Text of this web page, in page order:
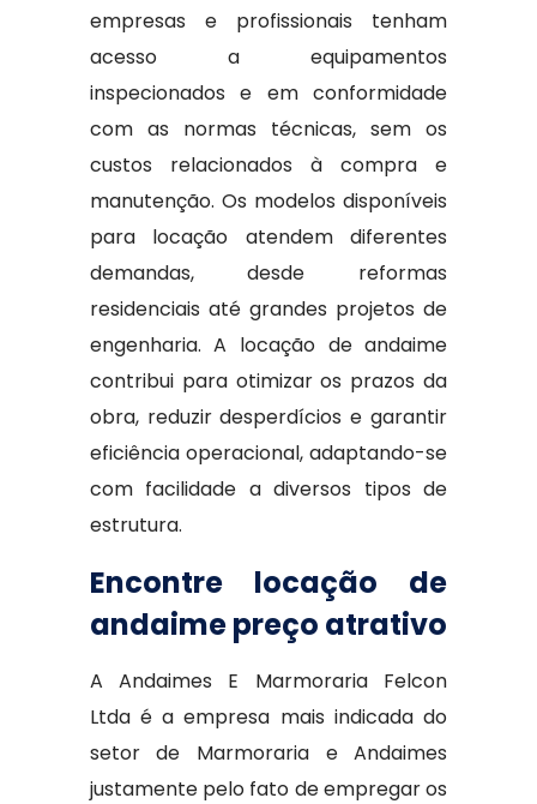
empresas e profissionais tenham
acesso a equipamentos
inspecionados e em conformidade
com as normas técnicas, sem os
custos relacionados à compra e
manutenção. Os modelos disponíveis
para locação atendem diferentes
demandas, desde reformas
residenciais até grandes projetos de
engenharia. A locação de andaime
contribui para otimizar os prazos da
obra, reduzir desperdícios e garantir
eficiência operacional, adaptando-se
com facilidade a diversos tipos de
estrutura.
Encontre locação de
andaime preço atrativo
A Andaimes E Marmoraria Felcon
Ltda é a empresa mais indicada do
setor de Marmoraria e Andaimes
justamente pelo fato de empregar os